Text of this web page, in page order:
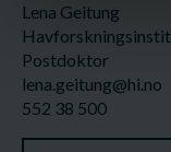
Lena Geitung
Postdoktor
lena.geitung@hi.no
552 38 500